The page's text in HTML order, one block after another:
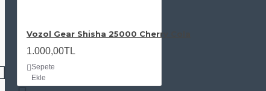
Vozol Gear Shisha 25000 Cherry Cola
1.000,00TL
Sepete
Ekle